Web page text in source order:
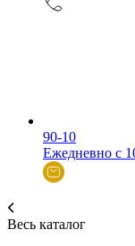
90-10
Ежедневно с
Весь каталог